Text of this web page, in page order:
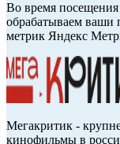
Во время посещения
обрабатываем ваши
метрик Яндекс
Мегакритик -
кинофильмы в